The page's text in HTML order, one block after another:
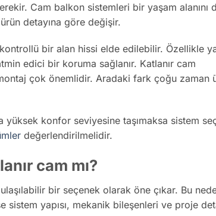
Cam balkon sistemleri bir yaşam alanını
detayına göre değişir.
bir alan hissi elde edilebilir. Özellikle
edici bir koruma sağlanır. Katlanır cam
çok önemlidir. Aradaki fark çoğu zaman
konfor seviyesine taşımaksa sistem
değerlendirilmelidir.
cam mı?
bir seçenek olarak öne çıkar. Bu
sistem yapısı, mekanik bileşenleri ve proje